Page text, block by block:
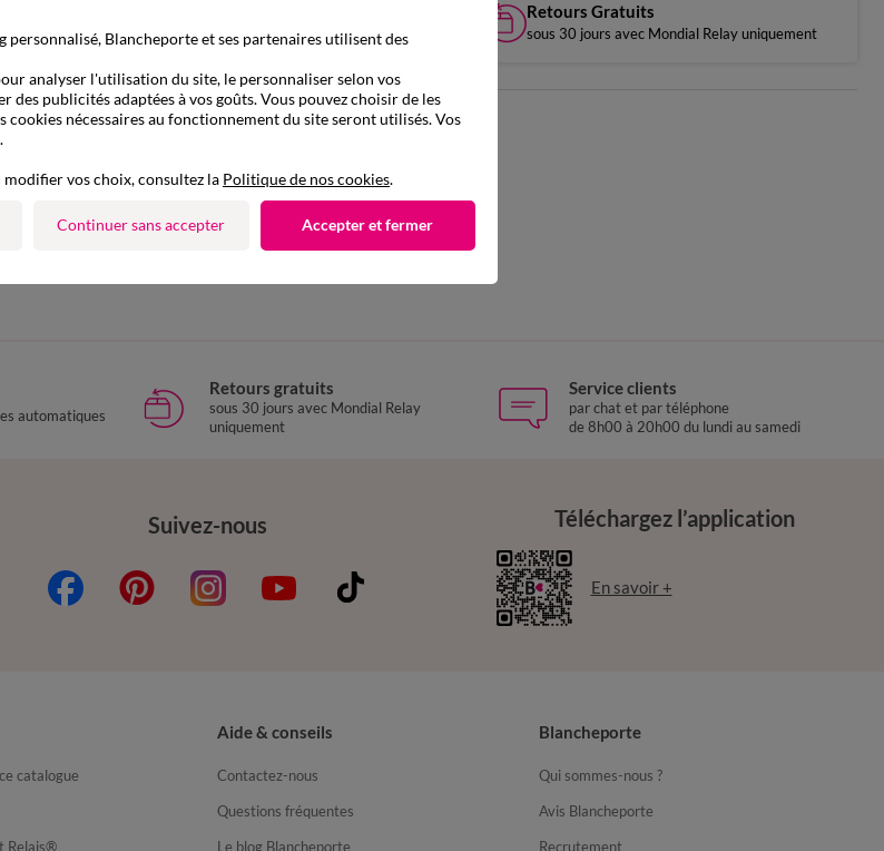
Retours Gratuits
sous 30 jours avec Mondial Relay uniquement
idées de Chemise de nuit courte
automatiques
Retours gratuits
sous 30 jours avec Mondial Relay
uniquement
Service clients
par chat et par téléphone
de 8h00 à 20h00 du lundi au samedi
Suivez-nous Téléchargez l’application
En savoir +
catalogue
Relais®
Aide & conseils
Contactez-nous
Questions fréquentes
Le blog Blancheporte
Blancheporte
Qui sommes-nous ?
Avis Blancheporte
Recrutement
Blancheporte et ses partenaires utilisent des
analyser l'utilisation du site, le personnaliser selon vos
des publicités adaptées à vos goûts. Vous pouvez choisir de les
cookies nécessaires au fonctionnement du site seront utilisés. Vos
vos choix, consultez la Politique de nos cookies.
Continuer sans accepter Accepter et fermer